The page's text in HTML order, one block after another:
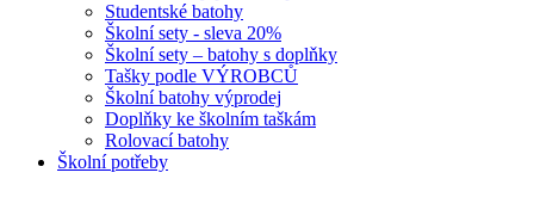
Studentské batohy
Školní sety - sleva 20%
Školní sety – batohy s doplňky
Tašky podle VÝROBCŮ
Školní batohy výprodej
Doplňky ke školním taškám
Rolovací batohy
Školní potřeby